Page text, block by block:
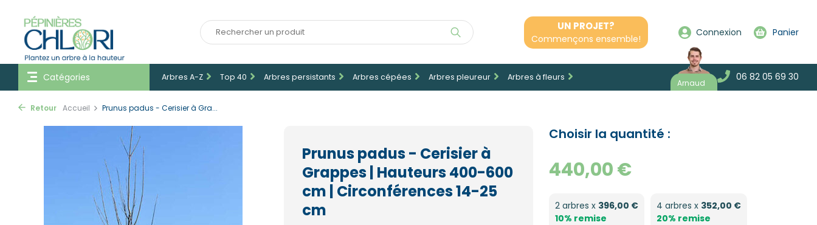
UN PROJET?
Commençons ensemble!
Connexion Panier
Catégories Arbres A-Z Top 40 Arbres persistants Arbres cépées Arbres pleureur Arbres à fleurs
Arnaud
06 82 05 69 30
Retour Accueil Prunus padus - Cerisier à Gra...
Prunus padus - Cerisier à
Grappes | Hauteurs 400-600
cm | Circonférences 14-25
cm
Choisir la quantité :
440,00 €
2 arbres x 396,00 €
10% remise
4 arbres x 352,00 €
20% remise